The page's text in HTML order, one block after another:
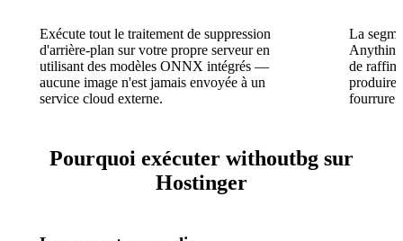
Exécute tout le traitement de suppression
d'arrière-plan sur votre propre serveur en
utilisant des modèles ONNX intégrés —
aucune image n'est jamais envoyée à un
service cloud externe.
La
de
produire
fourrure
Pourquoi exécuter withoutbg sur
Hostinger